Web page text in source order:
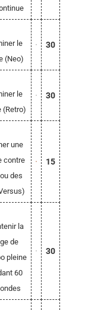
le
(Neo)
30
le
(Retro)
30
une
contre
des
15
la
de
pleine
60
30